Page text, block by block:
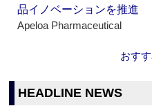
品イノベーションを推進
Apeloa Pharmaceutical
おす
HEADLINE NEWS